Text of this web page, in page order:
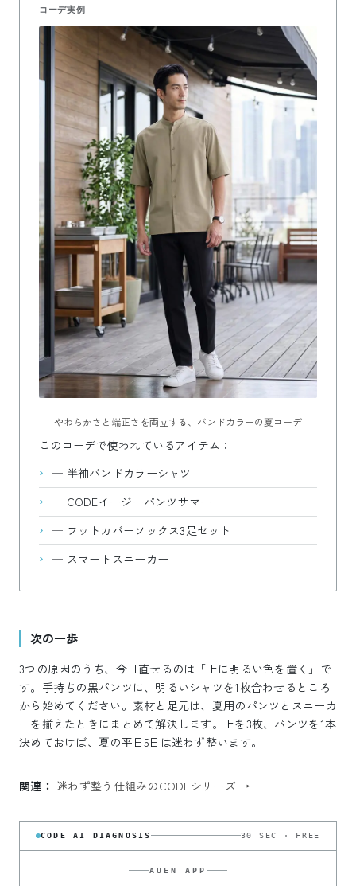
コーデ実例
やわらかさと端正さを両立する、バンドカラーの夏コーデ
このコーデで使われているアイテム：
— 半袖バンドカラーシャツ
— CODEイージーパンツサマー
— フットカバーソックス3足セット
— スマートスニーカー
次の一歩
3つの原因のうち、今日直せるのは「上に明るい色を置く」で
す。手持ちの黒パンツに、明るいシャツを1枚合わせるところ
から始めてください。素材と足元は、夏用のパンツとスニーカ
ーを揃えたときにまとめて解決します。上を3枚、パンツを1本
決めておけば、夏の平日5日は迷わず整います。
関連： 迷わず整う仕組みのCODEシリーズ →
CODE AI DIAGNOSIS 30 SEC · FREE
AUEN APP